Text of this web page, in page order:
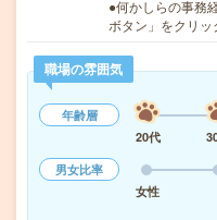
●何かしらの事務
ボタン」をクリッ
職場の雰囲気
年齢層
20代
男女比率
女性